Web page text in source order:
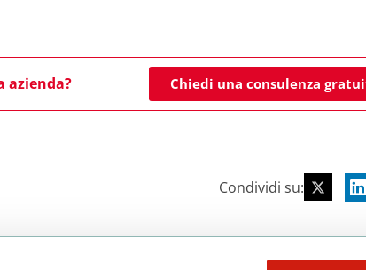
azienda? Chiedi una consulenza
Condividi su: